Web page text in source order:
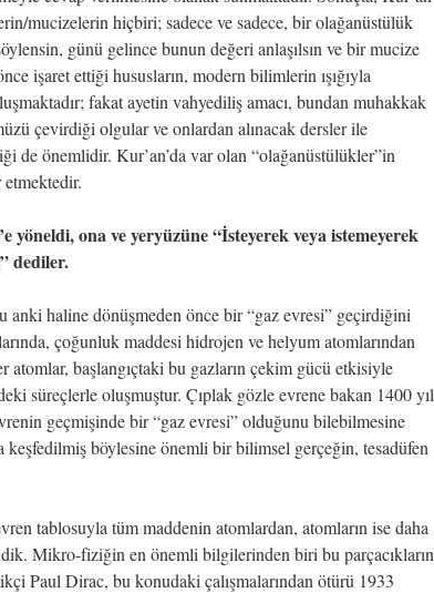
mucizelerin hiçbiri; sadece ve sadece, bir olağanüstülük
günü gelince bunun değeri anlaşılsın ve bir mucize
işaret ettiği hususların, modern bilimlerin ışığıyla
fakat ayetin vahyediliş amacı, bundan muhakkak
çevirdiği olgular ve onlardan alınacak dersler ile
de önemlidir. Kur’an’da var olan “olağanüstülükler”in
yöneldi, ona ve yeryüzüne “İsteyerek veya istemeyerek
dediler.
anki haline dönüşmeden önce bir “gaz evresi” geçirdiğini
çoğunluk maddesi hidrojen ve helyum atomlarından
başlangıçtaki bu gazların çekim gücü etkisiyle
süreçlerle oluşmuştur. Çıplak gözle evrene bakan 1400 yıl
geçmişinde bir “gaz evresi” olduğunu bilebilmesine
keşfedilmiş böylesine önemli bir bilimsel gerçeğin, tesadüfen
tablosuyla tüm maddenin atomlardan, atomların ise daha
Mikro-fiziğin en önemli bilgilerinden biri bu parçacıkların
Paul Dirac, bu konudaki çalışmalarından ötürü 1933